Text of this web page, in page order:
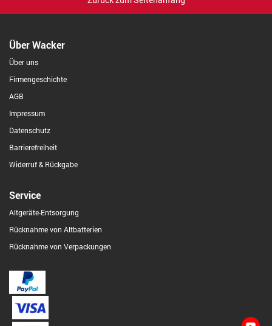
Über Wacker
Über uns
Firmengeschichte
AGB
Impressum
Datenschutz
Barrierefreiheit
Widerruf & Rückgabe
Service
Altgeräte-Entsorgung
Rücknahme von Altbatterien
Rücknahme von Verpackungen